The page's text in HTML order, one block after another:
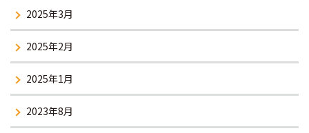
2025年3月
2025年2月
2025年1月
2023年8月